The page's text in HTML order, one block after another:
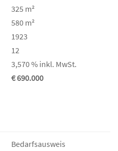
325 m²
580 m²
1923
12
3,570 % inkl. MwSt.
€ 690.000
Bedarfs­ausweis